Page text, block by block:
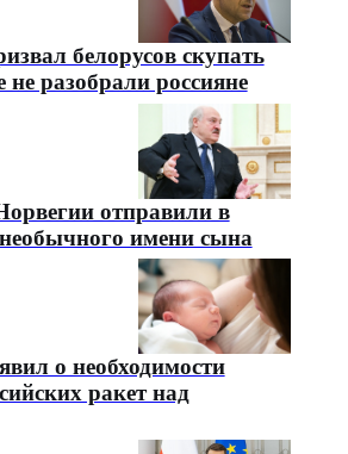
белорусов скупать
не разобрали россияне
отправили в
имени сына
о необходимости
ракет над